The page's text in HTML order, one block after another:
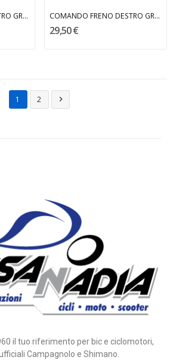
COMANDO FRENO DESTRO GRIZZLY MALAGUTI COMANDO FRENO DESTRO GRIZZLY MALAGUTI
29,50 €
1 2 
il tuo riferimento per bic e ciclomotori,
Campagnolo e Shimano.